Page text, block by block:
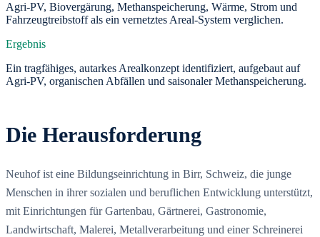
Agri-PV, Biovergärung, Methanspeicherung, Wärme, Strom und
Fahrzeugtreibstoff als ein vernetztes Areal-System verglichen.
Ergebnis
Ein tragfähiges, autarkes Arealkonzept identifiziert, aufgebaut auf
Agri-PV, organischen Abfällen und saisonaler Methanspeicherung.
Die Herausforderung
Neuhof ist eine Bildungseinrichtung in Birr, Schweiz, die junge
Menschen in ihrer sozialen und beruflichen Entwicklung unterstützt,
mit Einrichtungen für Gartenbau, Gärtnerei, Gastronomie,
Landwirtschaft, Malerei, Metallverarbeitung und einer Schreinerei